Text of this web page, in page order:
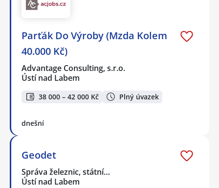
Parťák Do Výroby (Mzda Kolem
40.000 Kč)
Advantage Consulting, s.r.o.
Ústí nad Labem
38 000 – 42 000 Kč Plný úvazek
dnešní
Geodet
Správa železnic, státní…
Ústí nad Labem